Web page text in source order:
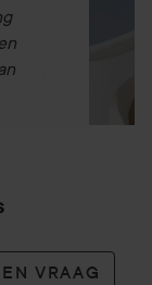
VRAAG